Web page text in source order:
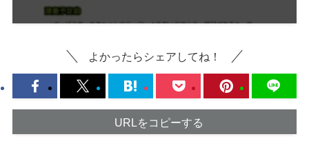
よかったらシェアしてね！
URLをコピーする